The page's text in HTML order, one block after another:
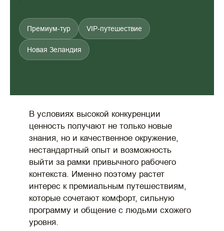
Премиум-тур VIP-путешествие
Новая Зеландия
В условиях высокой конкуренции
ценность получают не только новые
знания, но и качественное окружение,
нестандартный опыт и возможность
выйти за рамки привычного рабочего
контекста. Именно поэтому растет
интерес к премиальным путешествиям,
которые сочетают комфорт, сильную
программу и общение с людьми схожего
уровня.